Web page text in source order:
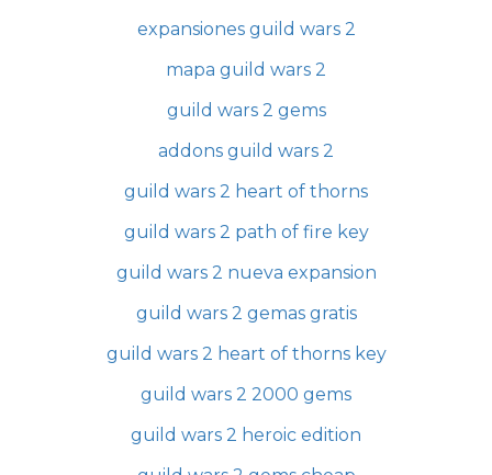
expansiones guild wars 2
mapa guild wars 2
guild wars 2 gems
addons guild wars 2
guild wars 2 heart of thorns
guild wars 2 path of fire key
guild wars 2 nueva expansion
guild wars 2 gemas gratis
guild wars 2 heart of thorns key
guild wars 2 2000 gems
guild wars 2 heroic edition